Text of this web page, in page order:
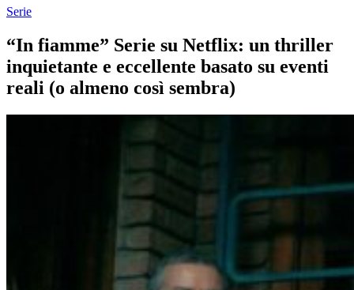
Serie
“In fiamme” Serie su Netflix: un thriller
inquietante e eccellente basato su eventi
reali (o almeno così sembra)